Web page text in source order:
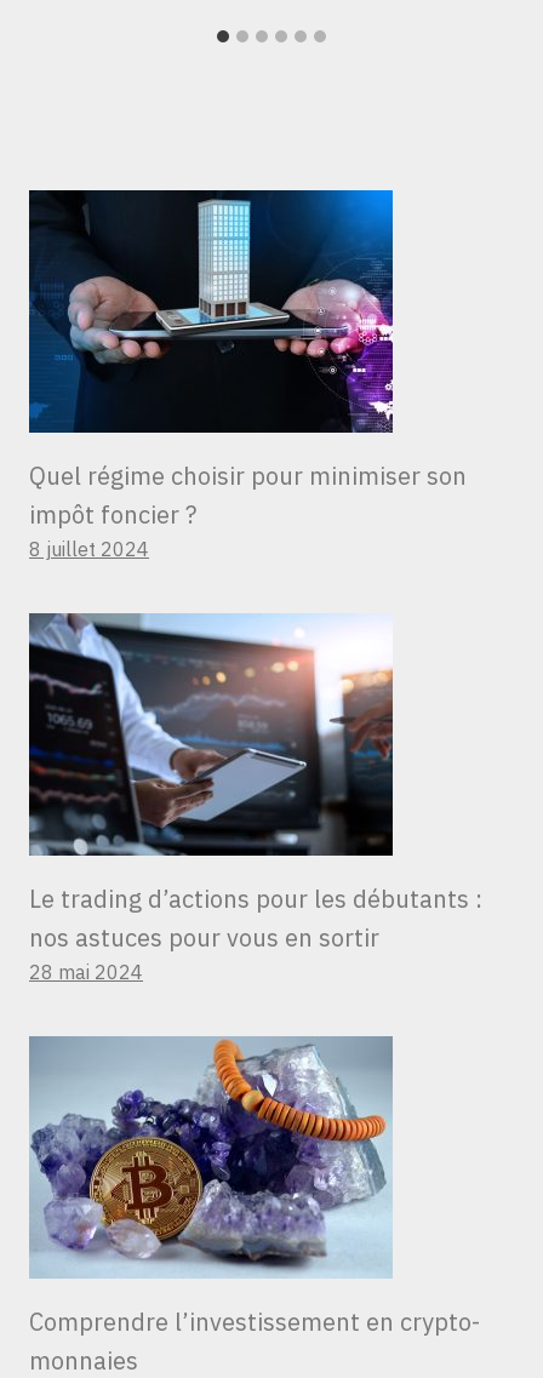
Quel régime choisir pour minimiser son
impôt foncier ?
8 juillet 2024
Le trading d’actions pour les débutants :
nos astuces pour vous en sortir
28 mai 2024
Comprendre l’investissement en crypto-
monnaies